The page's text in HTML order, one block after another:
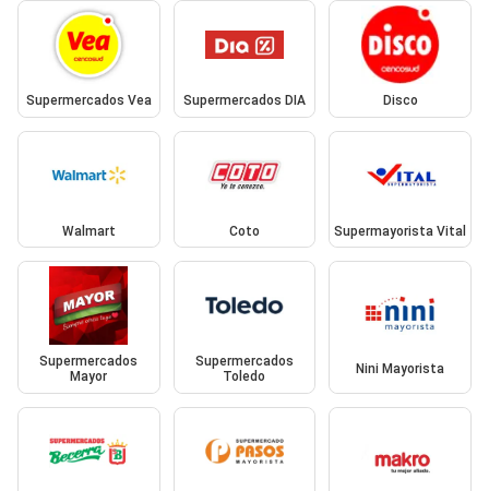
Supermercados Vea Supermercados DIA Disco
Walmart Coto Supermayorista Vital
Supermercados
Mayor
Supermercados
Toledo
Nini Mayorista